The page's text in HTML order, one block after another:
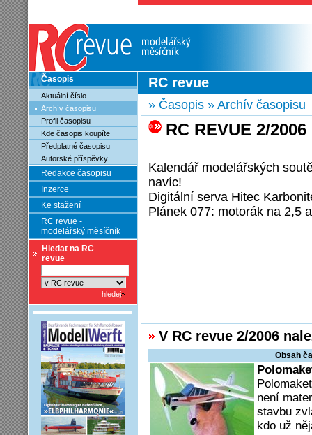
Časopis
Aktuální číslo
Archív časopisu
Profil časopisu
Kde časopis koupíte
Předplatné časopisu
Autorské příspěvky
Redakce časopisu
Inzerce
Ke stažení
RC revue -
modelářský měsíčník
Hledat na RC
revue
RC revue
» Časopis » Archív časopisu
RC REVUE 2/2006
Kalendář modelářských
navíc!
Digitální serva Hitec
Plánek 077: motorák na 2,5
V RC revue 2/2006
Obsah
není
stavbu
kdo už